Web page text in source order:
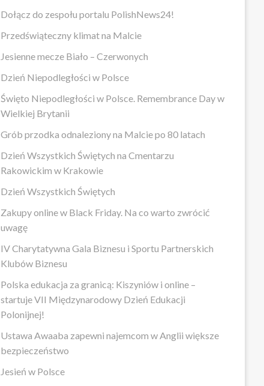
Dołącz do zespołu portalu PolishNews24!
Przedświąteczny klimat na Malcie
Jesienne mecze Biało – Czerwonych
Dzień Niepodległości w Polsce
Święto Niepodległości w Polsce. Remembrance Day w
Wielkiej Brytanii
Grób przodka odnaleziony na Malcie po 80 latach
Dzień Wszystkich Świętych na Cmentarzu
Rakowickim w Krakowie
Dzień Wszystkich Świętych
Zakupy online w Black Friday. Na co warto zwrócić
uwagę
IV Charytatywna Gala Biznesu i Sportu Partnerskich
Klubów Biznesu
Polska edukacja za granicą: Kiszyniów i online –
startuje VII Międzynarodowy Dzień Edukacji
Polonijnej!
Ustawa Awaaba zapewni najemcom w Anglii większe
bezpieczeństwo
Jesień w Polsce